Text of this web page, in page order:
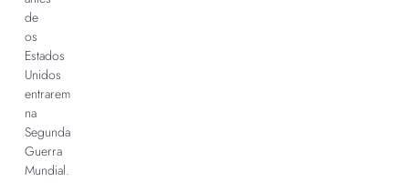
de
os
Estados
Unidos
entrarem
na
Segunda
Guerra
Mundial.